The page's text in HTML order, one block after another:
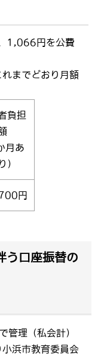
1,066円を公費
までどおり月額
負担
月あ
）
円
う口座振替の
管理（私会計）
浜市教育委員会